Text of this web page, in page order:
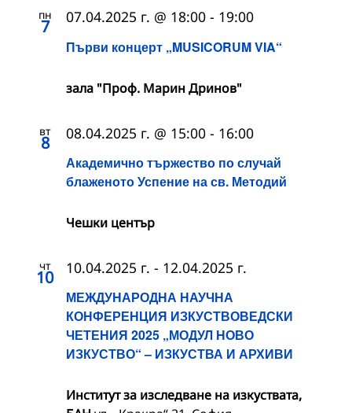
пн
7
Първи концерт „MUSICORUM VIA“
07.04.2025 г. @ 18:00 - 19:00
зала "Проф. Марин Дринов"
вт
8
Академично тържество по случай
блаженото Успение на св. Методий
08.04.2025 г. @ 15:00 - 16:00
Чешки център
чт
10
МЕЖДУНАРОДНА НАУЧНА
КОНФЕРЕНЦИЯ ИЗКУСТВОВЕДСКИ
ЧЕТЕНИЯ 2025 „МОДУЛ НОВО
ИЗКУСТВО“ – ИЗКУСТВА И АРХИВИ
10.04.2025 г. - 12.04.2025 г.
Институт за изследване на изкуствата,